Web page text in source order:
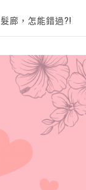
廊，怎能錯過?!